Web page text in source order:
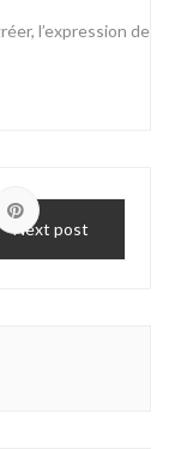
l’expression de
Next post